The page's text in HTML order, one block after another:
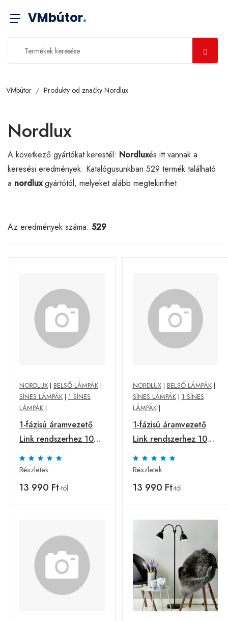
VMbútor.
VMbútor Produkty od značky Nordlux
Nordlux
A következő gyártókat kerestél: Nordluxés itt vannak a
keresési eredmények. Katalógusunkban 529 termék található
a nordluxgyártótól, melyeket alább megtekinthet.
Az eredmények száma: 529
NORDLUX | BELSŐ LÁMPÁK |
SÍNES LÁMPÁK | 1 SÍNES
LÁMPÁK |
1-fázisú áramvezető
Link rendszerhez 100
cm fehér
Részletek
13 990 Ft-tól
NORDLUX| BELSŐ LÁMPÁK|
SÍNES LÁMPÁK| 1 SÍNES
LÁMPÁK|
1-fázisú áramvezető
Link rendszerhez 100
cm fekete
Részletek
13 990 Ft-tól